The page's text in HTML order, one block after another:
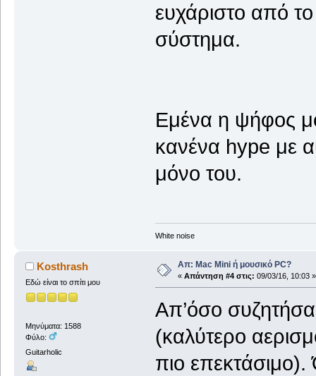
ευχάριστο από
σύστημα.
Εμένα η ψήφος
κανένα hype με
μόνο του.
White noise
Kosthrash
Εδώ είναι το σπίτι μου
Μηνύματα: 1588
Φύλο:
Guitarholic
Απ: Mac Mini ή μουσικό PC?
« Απάντηση #4 στις: 09/03/16, 10:03 »
Απ’όσο
(καλύτερο
πιο